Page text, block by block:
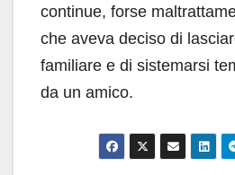
continue, forse
che aveva deciso di
familiare e di sistemarsi
da un amico.